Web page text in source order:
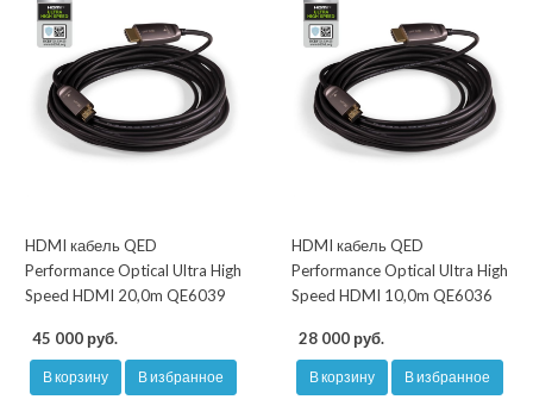
HDMI кабель QED
Performance Optical Ultra High
Speed HDMI 20,0m QE6039
45 000 руб.
В корзину В избранное
HDMI кабель QED
Performance Optical Ultra High
Speed HDMI 10,0m QE6036
28 000 руб.
В корзину В избранное